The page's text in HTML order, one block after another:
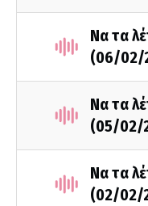
Να τα
(06/02/
Να τα
(05/02/
Να τα
(02/02/